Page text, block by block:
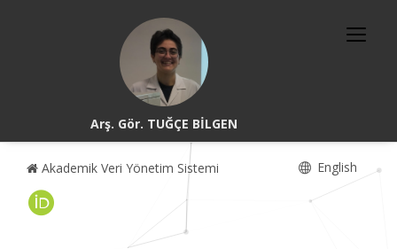
Arş. Gör. TUĞÇE BİLGEN
Akademik Veri Yönetim Sistemi English